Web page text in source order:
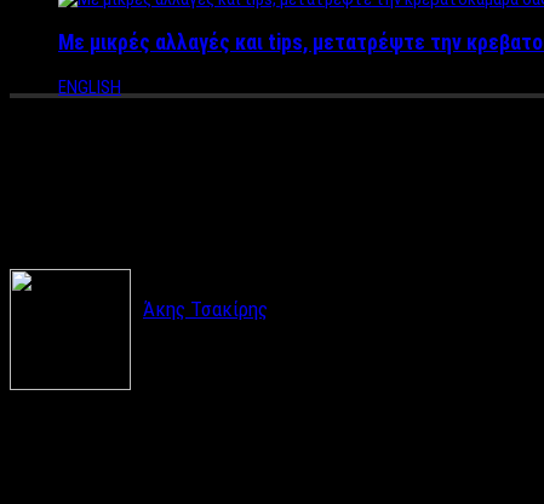
Με μικρές αλλαγές και tips, μετατρέψτε την
ENGLISH
Άκης Τσακίρης